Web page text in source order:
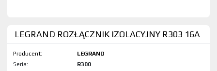
LEGRAND ROZŁĄCZNIK IZOLACYJNY R303 16A
Producent:
LEGRAND
Seria:
R300